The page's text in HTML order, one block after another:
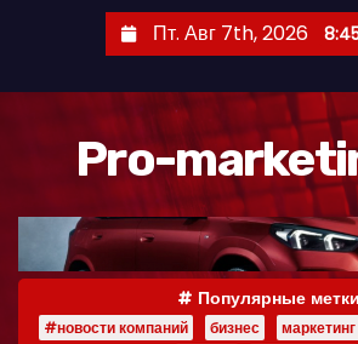
Пт. Авг 7th, 2026
Pro-
Популярные метки
#новости компаний бизнес маркетинг